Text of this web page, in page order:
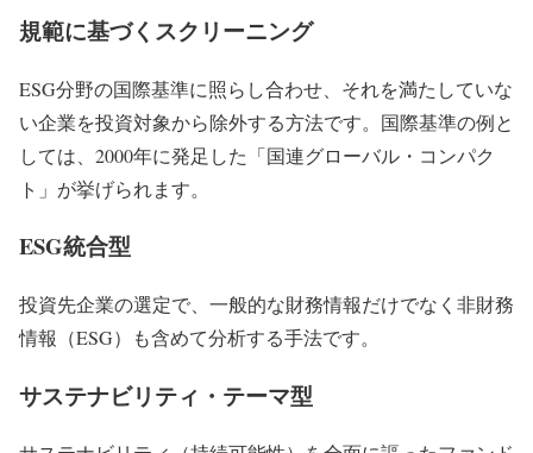
規範に基づくスクリーニング
ESG分野の国際基準に照らし合わせ、それを満たしていな
い企業を投資対象から除外する方法です。国際基準の例と
しては、2000年に発足した「国連グローバル・コンパク
ト」が挙げられます。
ESG統合型
投資先企業の選定で、一般的な財務情報だけでなく非財務
情報（ESG）も含めて分析する手法です。
サステナビリティ・テーマ型